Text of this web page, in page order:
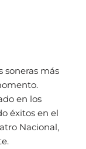
soneras más
en los
éxitos en el
Nacional,